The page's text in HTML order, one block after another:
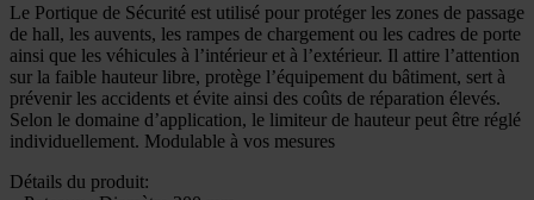
Le Portique de Sécurité est utilisé pour protéger les zones de passage
de hall, les auvents, les rampes de chargement ou les cadres de porte
ainsi que les véhicules à l’intérieur et à l’extérieur. Il attire l’attention
sur la faible hauteur libre, protège l’équipement du bâtiment, sert à
prévenir les accidents et évite ainsi des coûts de réparation élevés.
Selon le domaine d’application, le limiteur de hauteur peut être réglé
individuellement. Modulable à vos mesures
Détails du produit: